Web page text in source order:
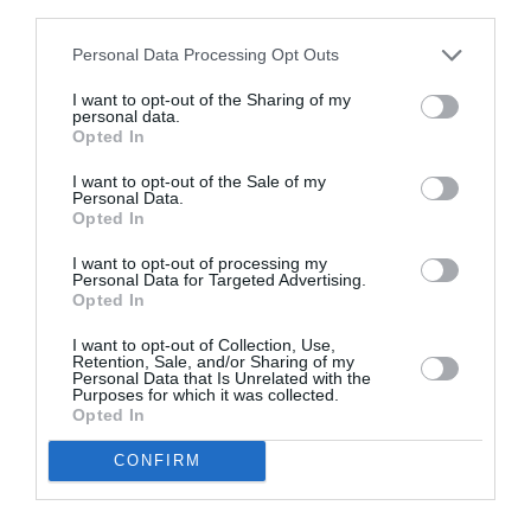
Personal Data Processing Opt Outs
I want to opt-out of the Sharing of my
personal data.
Opted In
I want to opt-out of the Sale of my
Personal Data.
Opted In
I want to opt-out of processing my
Personal Data for Targeted Advertising.
Opted In
I want to opt-out of Collection, Use,
Retention, Sale, and/or Sharing of my
Personal Data that Is Unrelated with the
Purposes for which it was collected.
Opted In
CONFIRM
Από: Εως:
Ώρες λειτουργίας: Τετάρτη – Δευτέρα: 08.30-15.30
Τοποθεσία:
Επιγραφικό Μουσείο, Τοσίτσα 1, Αθήνα
Πληροφορίες / Κρατήσεις:
Τηλ.: 210 82 32 950, 210 88 47 577 |
epigraphicmuseum.gr
Ακολουθήστε το Culturenow.gr στοGoogle Newsκαι
μάθετε πρώτοι όλες τις ειδήσεις